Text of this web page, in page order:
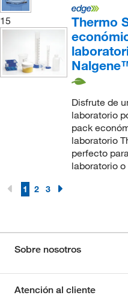
15
Thermo
Disfrute de
laboratorio
pack
laboratorio
perfecto
laboratorio
1 2 3
Sobre nosotros
Atención al cliente